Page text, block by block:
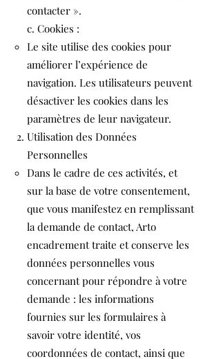
contacter ».
c. Cookies :
Le site utilise des cookies pour
améliorer l’expérience de
navigation. Les utilisateurs peuvent
désactiver les cookies dans les
paramètres de leur navigateur.
Utilisation des Données
Personnelles
Dans le cadre de ces activités, et
sur la base de votre consentement,
que vous manifestez en remplissant
la demande de contact, Arto
encadrement traite et conserve les
données personnelles vous
concernant pour répondre à votre
demande : les informations
fournies sur les formulaires à
savoir votre identité, vos
coordonnées de contact, ainsi que